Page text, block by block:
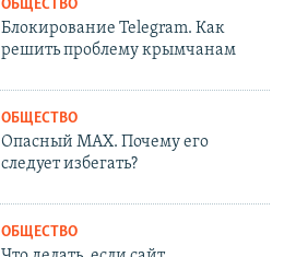
ОБЩЕСТВО
Блокирование Telegram. Как
решить проблему крымчанам
ОБЩЕСТВО
Опасный MAX. Почему его
следует избегать?
ОБЩЕСТВО